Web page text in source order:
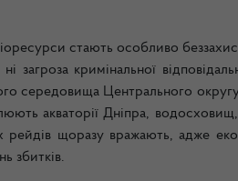
стають особливо
кримінальної
середовища Центрального
акваторії Дніпра, водосховищ,
рейдів щоразу вражають, адже
збитків.